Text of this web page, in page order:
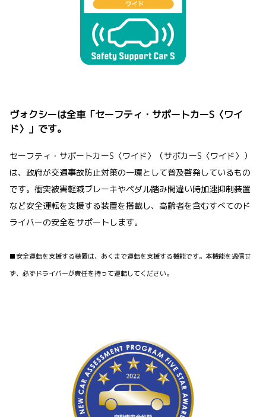
ヴォクシーは全車「セーフティ・サポートカーS〈ワイ
ド〉」です。
セーフティ・サポートカーS〈ワイド〉（サポカーS〈ワイド〉）
は、政府が交通事故防止対策の一環として普及啓発しているもの
です。衝突被害軽減ブレーキやペダル踏み間違い時加速抑制装置
など安全運転を支援する装置を搭載し、高齢者を含むすべてのド
ライバーの安全をサポートします。
■安全運転を支援する装置は、あくまで運転を支援する機能です。本機能を過信せ
ず、必ずドライバーが責任を持って運転してください。